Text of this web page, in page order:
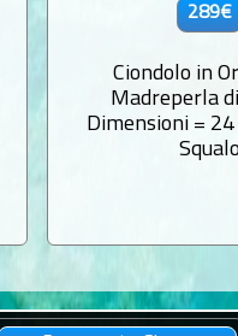
289€
Ciondolo in
Madreperla
Dimensioni =
Squalo